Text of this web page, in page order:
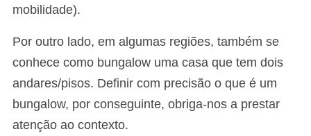
mobilidade).
Por outro lado, em algumas regiões, também se
conhece como bungalow uma casa que tem dois
andares/pisos. Definir com precisão o que é um
bungalow, por conseguinte, obriga-nos a prestar
atenção ao contexto.